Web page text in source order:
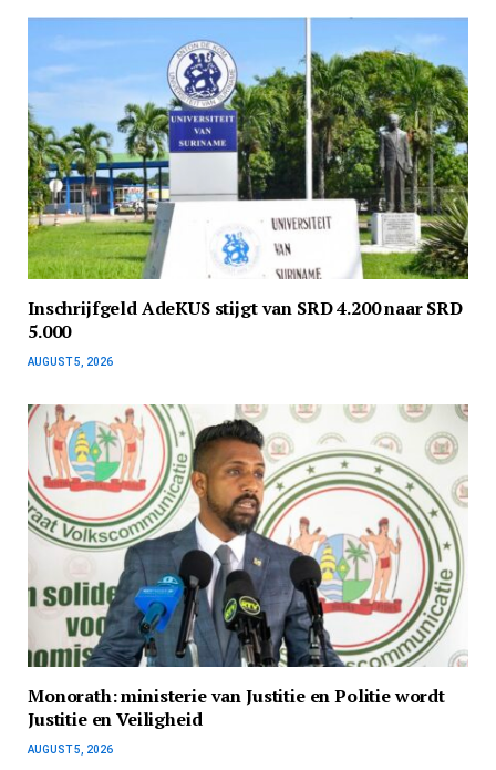
Inschrijfgeld AdeKUS stijgt van SRD 4.200 naar SRD
5.000
AUGUST 5, 2026
Monorath: ministerie van Justitie en Politie wordt
Justitie en Veiligheid
AUGUST 5, 2026